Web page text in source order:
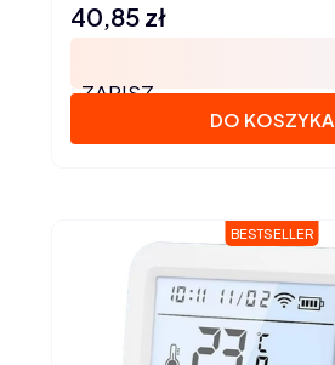
Cena
40,85 zł
ZAPISZ
DO KOSZYKA
BESTSELLER